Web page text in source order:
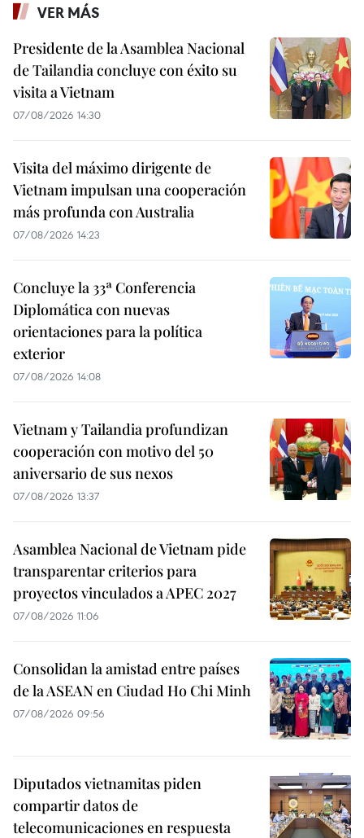
VER MÁS
Presidente de la Asamblea Nacional
de Tailandia concluye con éxito su
visita a Vietnam
07/08/2026 14:30
Visita del máximo dirigente de
Vietnam impulsan una cooperación
más profunda con Australia
07/08/2026 14:23
Concluye la 33ª Conferencia
Diplomática con nuevas
orientaciones para la política
exterior
07/08/2026 14:08
Vietnam y Tailandia profundizan
cooperación con motivo del 50
aniversario de sus nexos
07/08/2026 13:37
Asamblea Nacional de Vietnam pide
transparentar criterios para
proyectos vinculados a APEC 2027
07/08/2026 11:06
Consolidan la amistad entre países
de la ASEAN en Ciudad Ho Chi Minh
07/08/2026 09:56
Diputados vietnamitas piden
compartir datos de
telecomunicaciones en respuesta